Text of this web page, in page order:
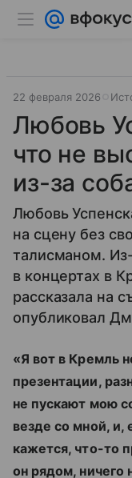
22 февраля 2026
Любовь
что не
из-за
Любовь
на сцену без
талисманом. Из-
в концертах в
рассказала на
опубликовал
«Я вот в Кремль
презентации,
не пускают мою
везде со мной, и,
кажется, что-то
он рядом, ничего